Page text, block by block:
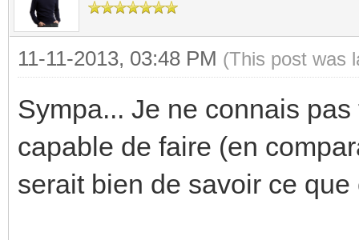
11-11-2013, 03:48 PM (This post was
Sympa... Je ne connais
capable de faire (en
serait bien de savoir ce